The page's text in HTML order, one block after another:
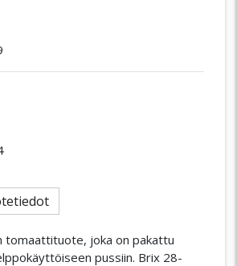
tomaattituote, joka on pakattu
pussiin. Brix 28-